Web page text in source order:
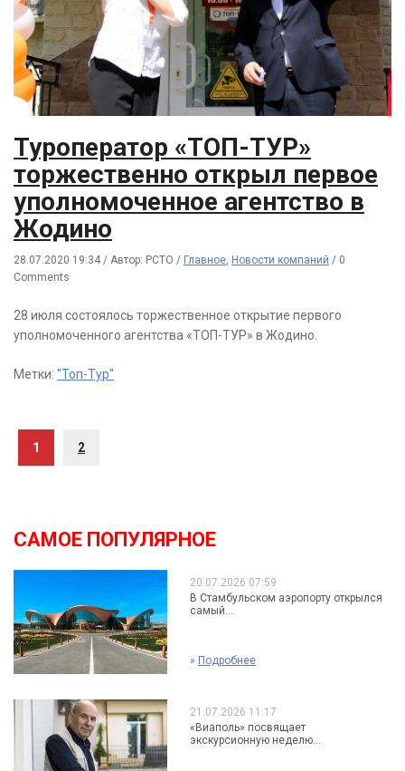
Туроператор «ТОП-ТУР»
торжественно открыл первое
уполномоченное агентство в
Жодино
28.07.2020 19:34 / Автор: РСТО / Главное, Новости компаний / 0
Comments
28 июля состоялось торжественное открытие первого
уполномоченного агентства «ТОП-ТУР» в Жодино.
Метки: "Топ-Тур"
1 2
САМОЕ ПОПУЛЯРНОЕ
20.07.2026 07:59
В Стамбульском аэропорту открылся
самый...
» Подробнее
21.07.2026 11:17
«Виаполь» посвящает
экскурсионную неделю...